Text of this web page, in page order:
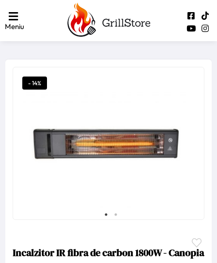
Meniu
- 14%
Incalzitor IR fibra de carbon 1800W - Canopia